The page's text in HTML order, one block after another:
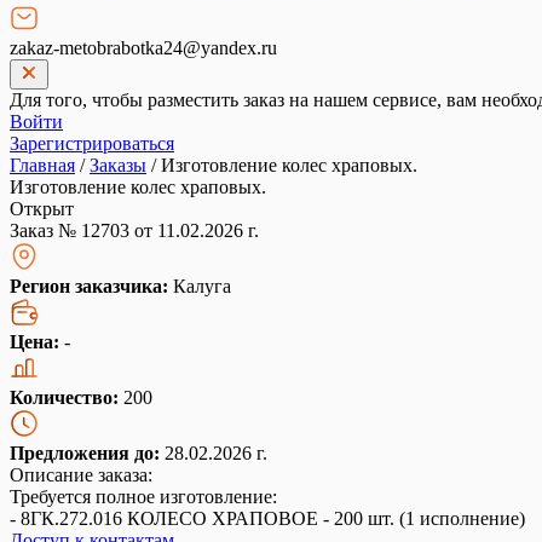
zakaz-metobrabotka24@yandex.ru
Для того, чтобы разместить заказ на нашем сервисе, вам
Войти
Зарегистрироваться
Главная /Заказы /Изготовление колес храповых.
Изготовление колес храповых.
Открыт
Заказ № 12703 от 11.02.2026 г.
Регион заказчика: Калуга
Цена: -
Количество: 200
Предложения до: 28.02.2026 г.
Описание заказа:
Требуется полное изготовление:
- 8ГК.272.016 КОЛЕСО ХРАПОВОЕ - 200 шт. (1 исполнение)